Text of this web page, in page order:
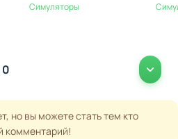
Симуляторы
но вы можете стать тем кто
комментарий!